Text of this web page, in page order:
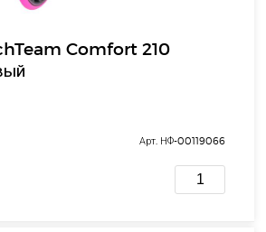
Comfort 210
Арт. НФ-00119066